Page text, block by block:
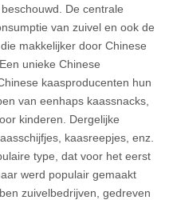
De centrale
van zuivel en ook de
makkelijker door Chinese
unieke Chinese
kaasproducenten hun
van eenhaps kaassnacks,
kinderen. Dergelijke
kaasreepjes, enz.
type, dat voor het eerst
werd populair gemaakt
zuivelbedrijven, gedreven